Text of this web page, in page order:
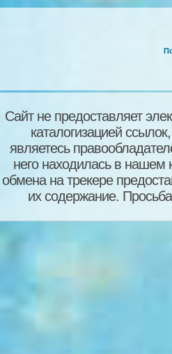
Сайт не предоставляет
каталогизацией
являетесь
него находилась в
обмена на трекере
их содержание.